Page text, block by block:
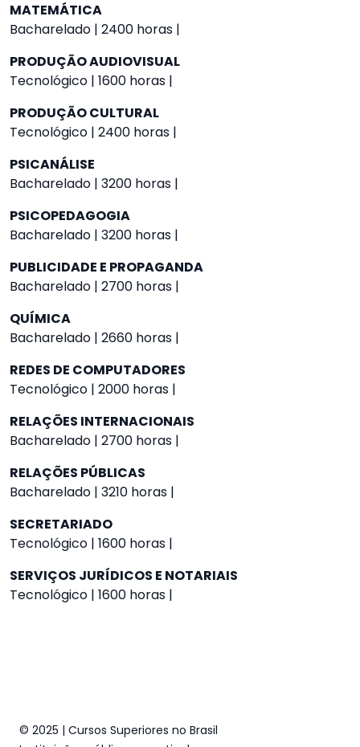
MATEMÁTICA
Bacharelado | 2400 horas |
PRODUÇÃO AUDIOVISUAL
Tecnológico | 1600 horas |
PRODUÇÃO CULTURAL
Tecnológico | 2400 horas |
PSICANÁLISE
Bacharelado | 3200 horas |
PSICOPEDAGOGIA
Bacharelado | 3200 horas |
PUBLICIDADE E PROPAGANDA
Bacharelado | 2700 horas |
QUÍMICA
Bacharelado | 2660 horas |
REDES DE COMPUTADORES
Tecnológico | 2000 horas |
RELAÇÕES INTERNACIONAIS
Bacharelado | 2700 horas |
RELAÇÕES PÚBLICAS
Bacharelado | 3210 horas |
SECRETARIADO
Tecnológico | 1600 horas |
SERVIÇOS JURÍDICOS E NOTARIAIS
Tecnológico | 1600 horas |
© 2025 | Cursos Superiores no Brasil